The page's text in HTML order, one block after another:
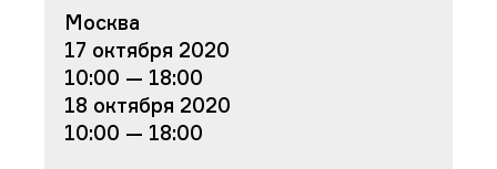
Москва
17 октября 2020
10:00 — 18:00
18 октября 2020
10:00 — 18:00